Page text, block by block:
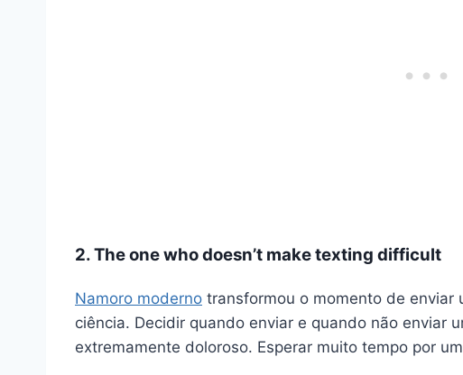
2. The one who doesn’t make texting difficult
Namoro moderno transformou o momento de enviar
ciência. Decidir quando enviar e quando não enviar
extremamente doloroso. Esperar muito tempo por